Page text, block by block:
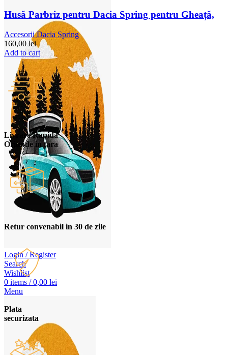
Login / Register
Search
Wishlist
0 items / 0,00 lei
Menu
Husă Parbriz pentru Dacia Spring pentru Gheață,
Accesorii Dacia Spring
160,00lei
Add to cart
Livrare Rapida
Oriunde in tara
Retur convenabil in 30 de zile
Plata
securizata